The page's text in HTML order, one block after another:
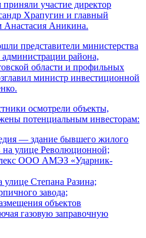
участие директор
Храпугин и главный
Анастасия Аникина.
представители министерства
района,
области и профильных
министр инвестиционной
осмотрели объекты,
потенциальным инвесторам:
— здание бывшего жилого
улице Революционной;
ООО АМЭЗ «Ударник-
Степана Разина;
завода;
объектов
газовую заправочную